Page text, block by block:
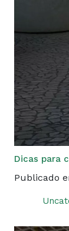
Dicas para
Publicado